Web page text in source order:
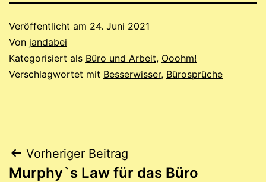
Veröffentlicht am 24. Juni 2021
Von jandabei
Kategorisiert als Büro und Arbeit, Ooohm!
Verschlagwortet mit Besserwisser, Bürosprüche
Beitragsnavigation
Vorheriger Beitrag
Murphy`s Law für das Büro